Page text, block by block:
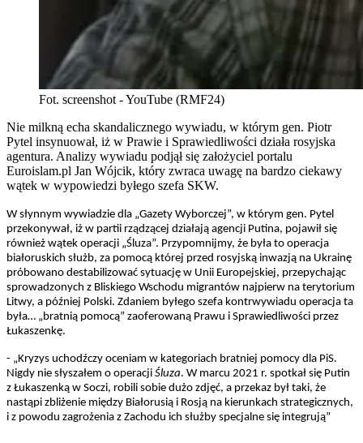
Fot. screenshot - YouTube (RMF24)
Nie milkną echa skandalicznego wywiadu, w którym gen. Piotr
Pytel insynuował, iż w Prawie i Sprawiedliwości działa rosyjska
agentura. Analizy wywiadu podjął się założyciel portalu
Euroislam.pl Jan Wójcik, który zwraca uwagę na bardzo ciekawy
wątek w wypowiedzi byłego szefa SKW.
W słynnym wywiadzie dla „Gazety Wyborczej”, w którym gen. Pytel
przekonywał, iż w partii rządzącej działają agencji Putina, pojawił się
również wątek operacji „Śluza”. Przypomnijmy, że była to operacja
białoruskich służb, za pomocą której przed rosyjską inwazją na Ukrainę
próbowano destabilizować sytuację w Unii Europejskiej, przepychając
sprowadzonych z Bliskiego Wschodu migrantów najpierw na terytorium
Litwy, a później Polski. Zdaniem byłego szefa kontrwywiadu operacja ta
była… „bratnią pomocą” zaoferowaną Prawu i Sprawiedliwości przez
Łukaszenkę.
- „Kryzys uchodźczy oceniam w kategoriach bratniej pomocy dla PiS.
Nigdy nie słyszałem o operacji Śluza. W marcu 2021 r. spotkał się Putin
z Łukaszenką w Soczi, robili sobie dużo zdjęć, a przekaz był taki, że
nastąpi zbliżenie między Białorusią i Rosją na kierunkach strategicznych,
i z powodu zagrożenia z Zachodu ich służby specjalne się integrują”